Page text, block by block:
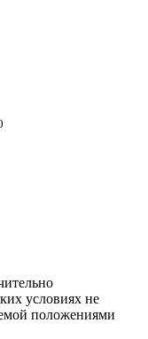
условиях не
положениями